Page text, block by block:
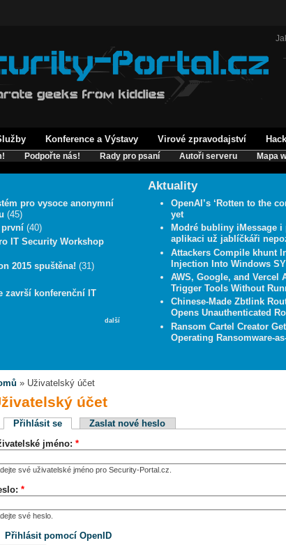
Konference a Výstavy Virové zpravodajství
Podpořte nás! Rady pro psaní Autoři serveru Mapa
pro vysoce anonymní
(45)
první (40)
IT Security Workshop
2015 spuštěna! (31)
završí konferenční IT
další
Aktuality
OpenAI’s ‘Rotten to the
yet
Modré bubliny iMessage
aplikaci už jablíčkáři
Attackers Compile khunt
Injection Into Windows
AWS, Google, and Vercel
Trigger Tools Without
Chinese-Made Zbtlink
Opens Unauthenticated
Ransom Cartel Creator
Operating Ransomware-
» Uživatelský účet
účet
Přihlásit se
Zaslat nové heslo
jméno: *
své uživatelské jméno pro Security-Portal.cz.
*
své heslo.
Přihlásit pomocí OpenID